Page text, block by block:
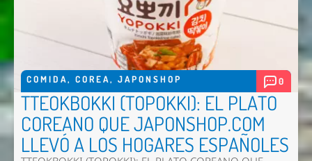
COMIDA, COREA, JAPONSHOP 0
TTEOKBOKKI (TOPOKKI): EL PLATO
COREANO QUE JAPONSHOP.COM
LLEVÓ A LOS HOGARES ESPAÑOLES